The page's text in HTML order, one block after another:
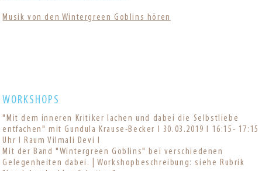
Musik von den Wintergreen Goblins hören
WORKSHOPS
"Mit dem inneren Kritiker lachen und dabei die Selbstliebe
entfachen" mit Gundula Krause-Becker I 30.03.2019 I 16:15- 17:15
Uhr I Raum Vilmali Devi I
Mit der Band "Wintergreen Goblins" bei verschiedenen
Gelegenheiten dabei. | Workshopbeschreibung: siehe Rubrik